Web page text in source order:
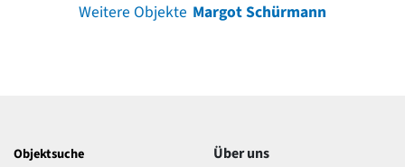
Weitere Objekte Margot Schürmann
Objektsuche Über uns